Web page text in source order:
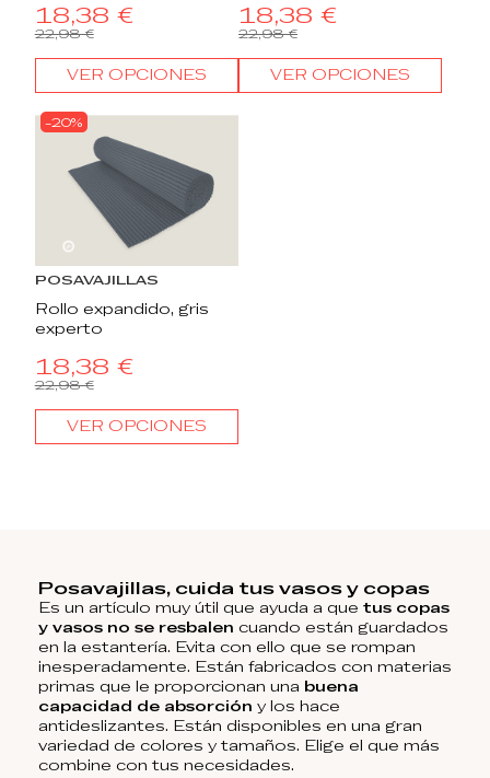
18,38 €
22,98 €
VER OPCIONES
18,38 €
22,98 €
VER OPCIONES
-20%
13:
POSAVAJILLAS
Rollo expandido, gris
experto
18,38 €
22,98 €
VER OPCIONES
Posavajillas, cuida tus vasos y copas
Es un artículo muy útil que ayuda a que tus copas
y vasos no se resbalen cuando están guardados
en la estantería. Evita con ello que se rompan
inesperadamente. Están fabricados con materias
primas que le proporcionan una buena
capacidad de absorción y los hace
antideslizantes. Están disponibles en una gran
variedad de colores y tamaños. Elige el que más
combine con tus necesidades.